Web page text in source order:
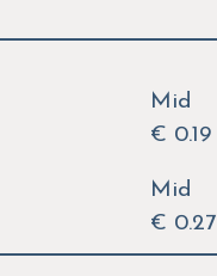
Mid
€ 0.19
Mid
€ 0.27